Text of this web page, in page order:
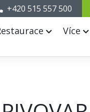
Více
+420 515 557 500